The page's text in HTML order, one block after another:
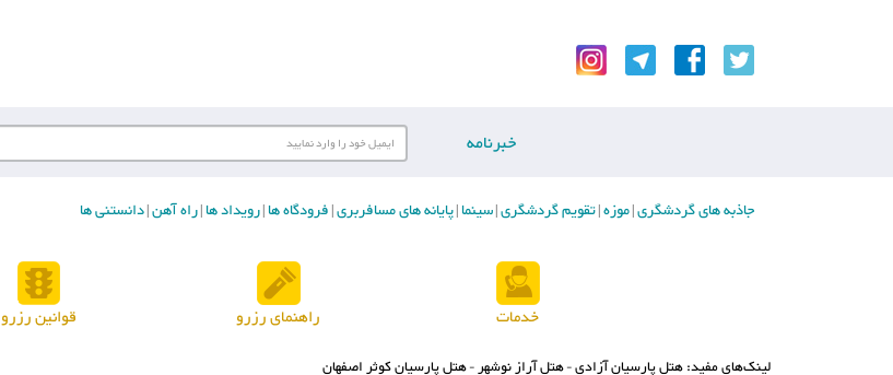
خبرنامه
جاذبه های گردشگری|موزه|تقویم گردشگری|سینما|پایانه های مسافربری| فرودگاه ها|رویداد ها|راه آهن|دانستنی ها
خدمات راهنمای رزرو قوانین رزرو
لینک‌های مفید:هتل پارسیان آزادی-هتل آراز نوشهر-هتل پارسیان کوثر اصفهان